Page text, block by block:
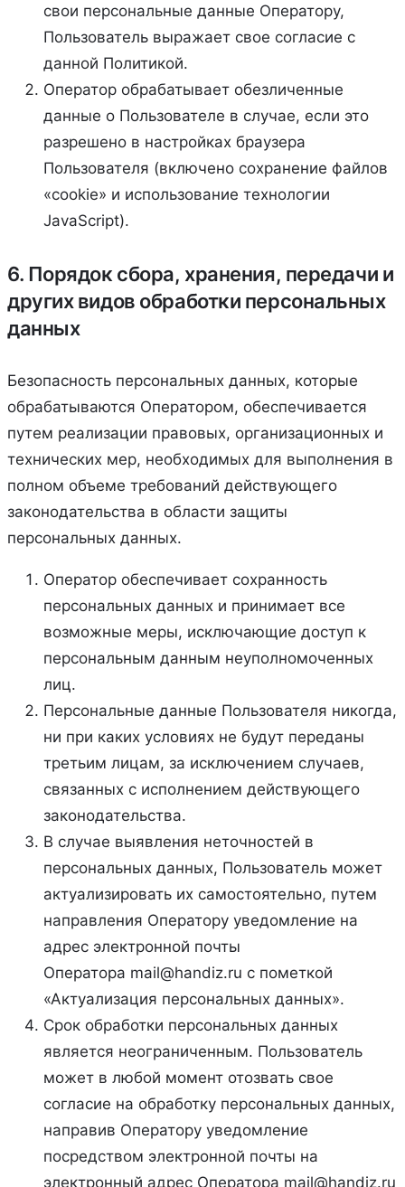
свои персональные данные Оператору,
Пользователь выражает свое согласие с
данной Политикой.
Оператор обрабатывает обезличенные
данные о Пользователе в случае, если это
разрешено в настройках браузера
Пользователя (включено сохранение файлов
«cookie» и использование технологии
JavaScript).
6. Порядок сбора, хранения, передачи и
других видов обработки персональных
данных
Безопасность персональных данных, которые
обрабатываются Оператором, обеспечивается
путем реализации правовых, организационных и
технических мер, необходимых для выполнения в
полном объеме требований действующего
законодательства в области защиты
персональных данных.
Оператор обеспечивает сохранность
персональных данных и принимает все
возможные меры, исключающие доступ к
персональным данным неуполномоченных
лиц.
Персональные данные Пользователя никогда,
ни при каких условиях не будут переданы
третьим лицам, за исключением случаев,
связанных с исполнением действующего
законодательства.
В случае выявления неточностей в
персональных данных, Пользователь может
актуализировать их самостоятельно, путем
направления Оператору уведомление на
адрес электронной почты
Оператора mail@handiz.ru с пометкой
«Актуализация персональных данных».
Срок обработки персональных данных
является неограниченным. Пользователь
может в любой момент отозвать свое
согласие на обработку персональных данных,
направив Оператору уведомление
посредством электронной почты на
электронный адрес Оператора mail@handiz.ru